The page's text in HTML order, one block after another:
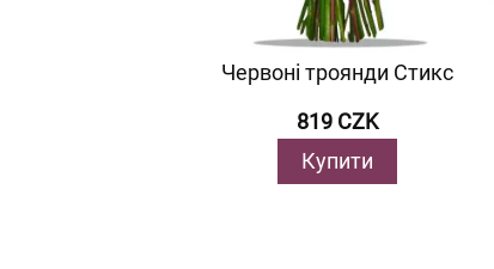
Червоні троянди Стикс
819 CZK
Купити